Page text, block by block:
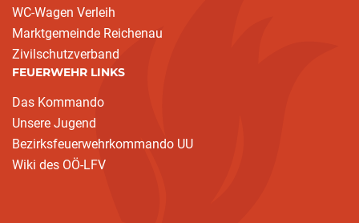
WC-Wagen Verleih
Marktgemeinde Reichenau
Zivilschutzverband
FEUERWEHR LINKS
Das Kommando
Unsere Jugend
Bezirksfeuerwehrkommando UU
Wiki des OÖ-LFV